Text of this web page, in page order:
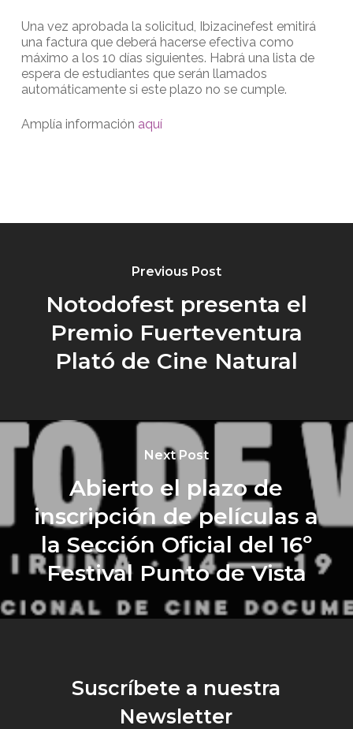
Una vez aprobada la solicitud, Ibizacinefest emitirá
una factura que deberá hacerse efectiva como
máximo a los 10 días siguientes. Habrá una lista de
espera de estudiantes que serán llamados
automáticamente si este plazo no se cumple.
Amplía información aquí
Previous Post
Notodofest presenta el
Premio Fuerteventura
Plató de Cine Natural
Next Post
Abierto el plazo de
inscripción de películas a
la Sección Oficial del 16º
Festival Punto de Vista
Suscríbete a nuestra
Newsletter